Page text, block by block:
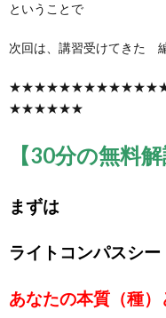
ということで
次回は、講習受けてきた
★★★★★★
【30分の無料
まずは
ライトコンパスシ
あなたの本質（種）